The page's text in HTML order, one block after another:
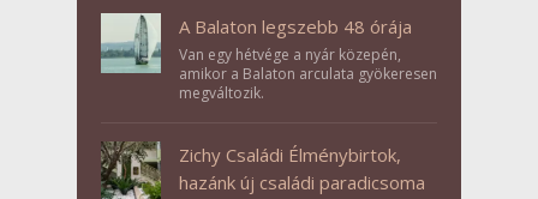
A Balaton legszebb 48 órája
Van egy hétvége a nyár közepén,
amikor a Balaton arculata gyökeresen
megváltozik.
Zichy Családi Élménybirtok,
hazánk új családi paradicsoma